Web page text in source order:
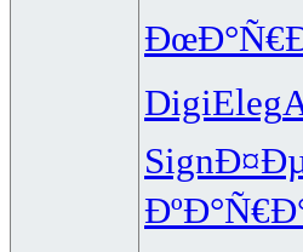
DigiEleg
Sign